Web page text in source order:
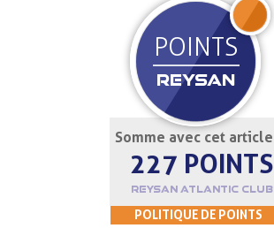
Somme avec cet article
227 POINTS
REYSAN ATLANTIC CLUB
POLITIQUE DE POINTS
POINTS
REYSAN
REJOIGNEZ